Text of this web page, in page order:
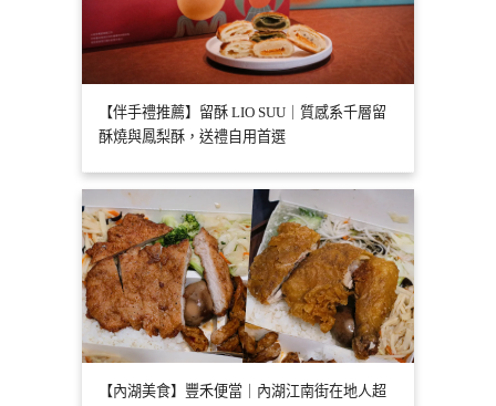
【伴手禮推薦】留酥 LIO SUU｜質感系千層留
酥燒與鳳梨酥，送禮自用首選
【內湖美食】豐禾便當｜內湖江南街在地人超